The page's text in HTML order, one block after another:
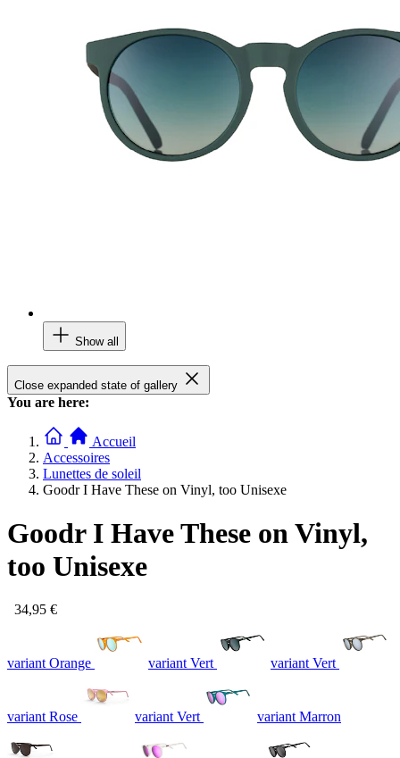
Show all
Close expanded state of gallery
You are here:
Accueil
Accessoires
Lunettes de soleil
Goodr I Have These on Vinyl, too Unisexe
Goodr I Have These on Vinyl,
too Unisexe
34,95 €
variant Orange variant Vert variant Vert
variant Rose variant Vert variant Marron